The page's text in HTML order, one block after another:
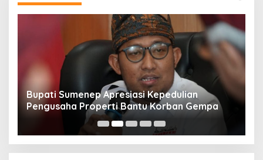
Bupati Sumenep Apresiasi Kepedulian
Pengusaha Properti Bantu Korban Gempa